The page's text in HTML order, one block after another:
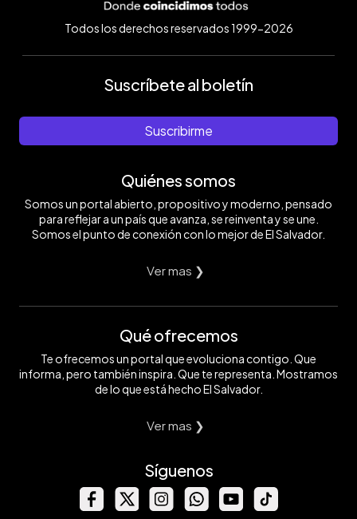
Todos los derechos reservados 1999-2026
Suscríbete al boletín
Suscribirme
Quiénes somos
Somos un portal abierto, propositivo y moderno, pensado
para reflejar a un país que avanza, se reinventa y se une.
Somos el punto de conexión con lo mejor de El Salvador.
Ver mas ❯
Qué ofrecemos
Te ofrecemos un portal que evoluciona contigo. Que
informa, pero también inspira. Que te representa. Mostramos
de lo que está hecho El Salvador.
Ver mas ❯
Síguenos